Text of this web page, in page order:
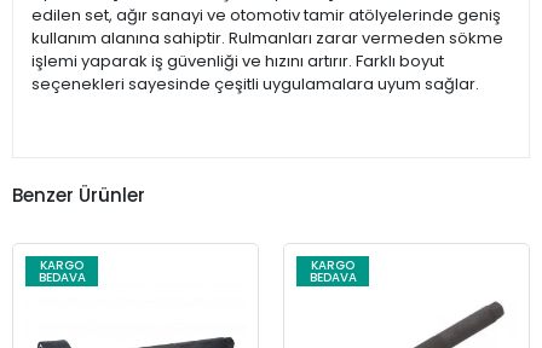
edilen set, ağır sanayi ve otomotiv tamir atölyelerinde geniş
kullanım alanına sahiptir. Rulmanları zarar vermeden sökme
işlemi yaparak iş güvenliği ve hızını artırır. Farklı boyut
seçenekleri sayesinde çeşitli uygulamalara uyum sağlar.
Benzer Ürünler
KARGO
BEDAVA
KARGO
BEDAVA